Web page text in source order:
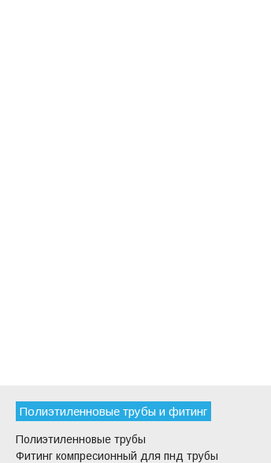
Полиэтиленновые трубы и фитинг
Полиэтиленновые трубы
Фитинг компресионный для пнд трубы